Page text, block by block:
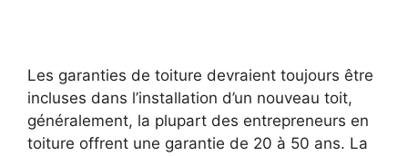
Les garanties de toiture devraient toujours être
incluses dans l’installation d’un nouveau toit,
généralement, la plupart des entrepreneurs en
toiture offrent une garantie de 20 à 50 ans. La